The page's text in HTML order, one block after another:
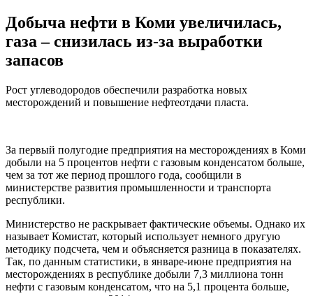
Добыча нефти в Коми увеличилась,
газа – снизилась из-за выработки
запасов
Рост углеводородов обеспечили разработка новых
месторождений и повышение нефтеотдачи пласта.
За первый полугодие предприятия на месторождениях в Коми
добыли на 5 процентов нефти с газовым конденсатом больше,
чем за тот же период прошлого года, сообщили в
министерстве развития промышленности и транспорта
республики.
Министерство не раскрывает фактические объемы. Однако их
называет Комистат, который использует немного другую
методику подсчета, чем и объясняется разница в показателях.
Так, по данным статистики, в январе-июне предприятия на
месторождениях в республике добыли 7,3 миллиона тонн
нефти с газовым конденсатом, что на 5,1 процента больше,